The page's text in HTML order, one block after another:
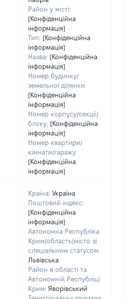
Район у місті:
[Конфіденційна
інформація]
Тип: [Конфіденційна
інформація]
Назва: [Конфіденційна
інформація]
Номер будинку/
земельної ділянки:
[Конфіденційна
інформація]
Номер корпусу/секції/
блоку: [Конфіденційна
інформація]
Номер квартири/
кімнати/гаражу:
[Конфіденційна
інформація]
Країна: Україна
Поштовий індекс:
[Конфіденційна
інформація]
Автономна Республіка
Крим/область/місто зі
спеціальним статусом:
Львівська
Район в області та
Автономній Республіці
Крим: Яворівський